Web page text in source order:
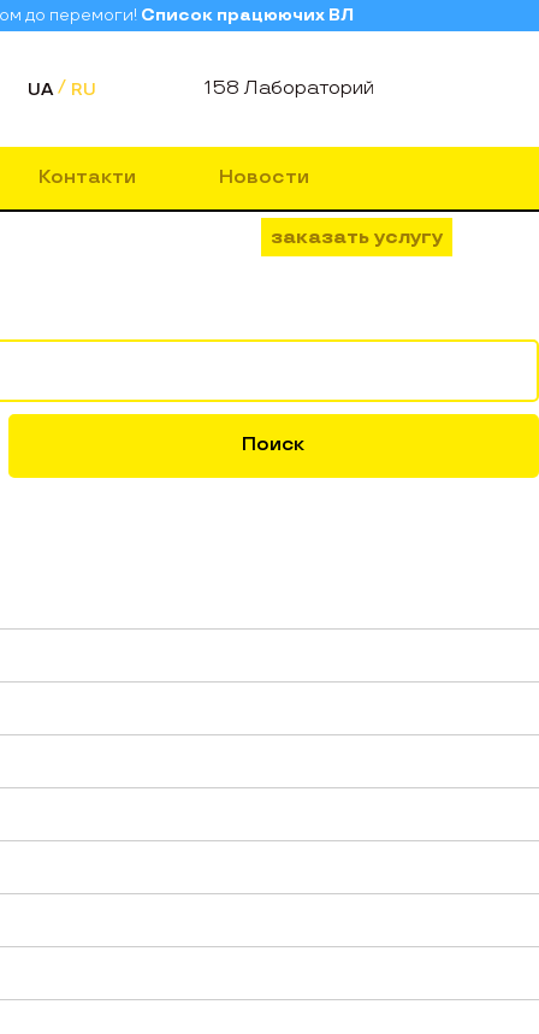
до перемоги! Список працюючих ВЛ
UA RU 158 Лабораторий
Контакти Новости
заказать услугу
Поиск